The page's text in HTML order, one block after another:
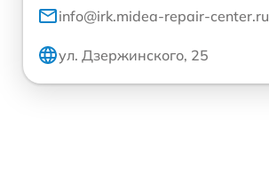
info@irk.midea-repair-center.ru
ул. Дзержинского, 25